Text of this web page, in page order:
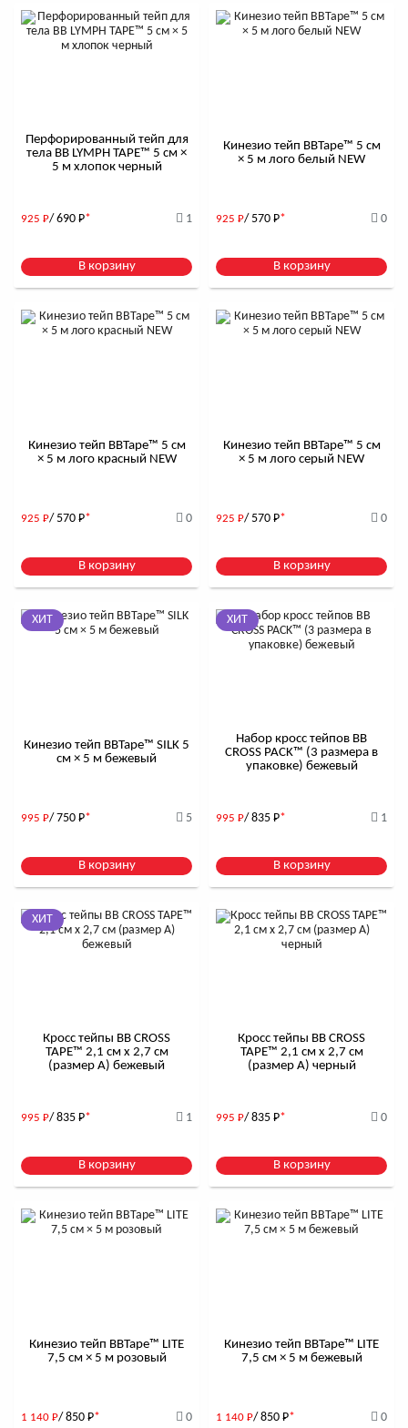
Перфорированный тейп для
тела BB LYMPH TAPE™ 5 см ×
5 м хлопок черный
925 Р/ 690 Р* 1
В корзину
Кинезио тейп BBTape™ 5 см
× 5 м лого белый NEW
925 Р/ 570 Р* 0
В корзину
Кинезио тейп BBTape™ 5 см
× 5 м лого красный NEW
925 Р/ 570 Р* 0
В корзину
Кинезио тейп BBTape™ 5 см
× 5 м лого серый NEW
925 Р/ 570 Р* 0
В корзину
ХИТ
Кинезио тейп BBTape™ SILK 5
см × 5 м бежевый
995 Р/ 750 Р* 5
В корзину
ХИТ
Набор кросс тейпов BB
CROSS PACK™ (3 размера в
упаковке) бежевый
995 Р/ 835 Р* 1
В корзину
ХИТ
Кросс тейпы BB CROSS
TAPE™ 2,1 см x 2,7 см
(размер А) бежевый
995 Р/ 835 Р* 1
В корзину
Кросс тейпы BB CROSS
TAPE™ 2,1 см x 2,7 см
(размер А) черный
995 Р/ 835 Р* 0
В корзину
Кинезио тейп BBTape™ LITE
7,5 см × 5 м розовый
1 140 Р/ 850 Р* 0
Кинезио тейп BBTape™ LITE
7,5 см × 5 м бежевый
1 140 Р/ 850 Р* 0